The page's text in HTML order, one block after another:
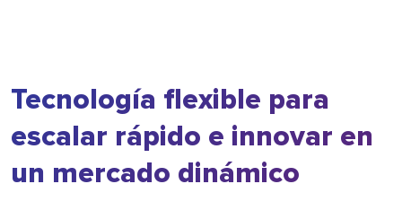
Tecnología flexible para
escalar rápido e innovar en
un mercado dinámico